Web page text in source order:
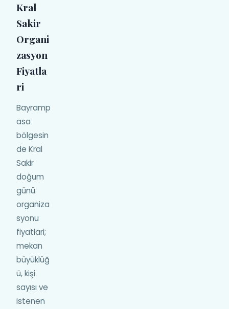
Kral
Sakir
Organi
zasyon
Fiyatla
ri
Bayramp
asa
bölgesin
de Kral
Sakir
doğum
günü
organiza
syonu
fiyatlari;
mekan
büyüklüğ
ü, kişi
sayısı ve
istenen